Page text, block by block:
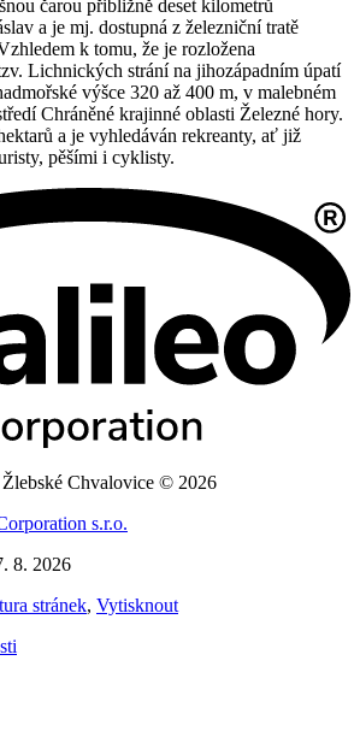
čarou přibližně deset kilometrů
a je mj. dostupná z železniční tratě
k tomu, že je rozložena
Lichnických strání na jihozápadním úpatí
výšce 320 až 400 m, v malebném
Chráněné krajinné oblasti Železné hory.
a je vyhledáván rekreanty, ať již
pěšími i cyklisty.
Chvalovice © 2026
s.r.o.
8. 2026
stránek, Vytisknout